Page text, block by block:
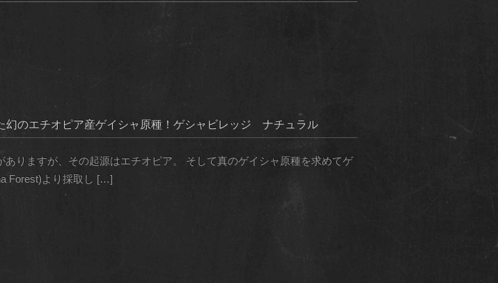
幻のエチオピア産ゲイシャ原種！ゲシャビレッジ ナチュラル
りますが、その起源はエチオピア。 そして真のゲイシャ原種を求めてゲ
Forest)より採取し […]